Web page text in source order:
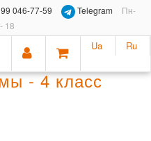
046-77-59 Telegram
Пн-
18
Ua Ru
- 4 класс